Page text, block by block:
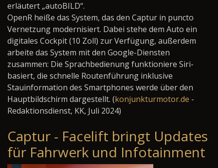
erläutert „autoBILD“.
OpenR heiße das System, das den Captur in puncto
Vernetzung modernisiert. Dabei stehe dem Auto ein
digitales Cockpit (10 Zoll) zur Verfügung, außerdem
arbeite das System mit den Google-Diensten
zusammen: Die Sprachbedienung funktioniere Siri-
basiert, die schnelle Routenführung inklusive
Stauinformation des Smartphones werde über den
Hauptbildschirm dargestellt. (konjunkturmotor.de -
Redaktionsdienst, KK, Juli 2024)
Captur - Facelift bringt Updates
für Fahrwerk und Infotainment